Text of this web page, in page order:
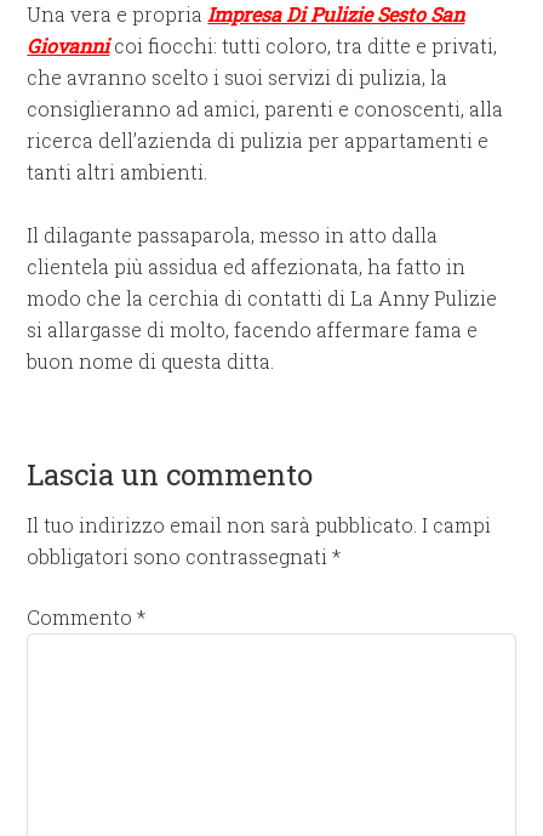
Una vera e propria Impresa Di Pulizie Sesto San
Giovanni coi fiocchi: tutti coloro, tra ditte e privati,
che avranno scelto i suoi servizi di pulizia, la
consiglieranno ad amici, parenti e conoscenti, alla
ricerca dell’azienda di pulizia per appartamenti e
tanti altri ambienti.
Il dilagante passaparola, messo in atto dalla
clientela più assidua ed affezionata, ha fatto in
modo che la cerchia di contatti di La Anny Pulizie
si allargasse di molto, facendo affermare fama e
buon nome di questa ditta.
Lascia un commento
Il tuo indirizzo email non sarà pubblicato. I campi
obbligatori sono contrassegnati*
Commento*